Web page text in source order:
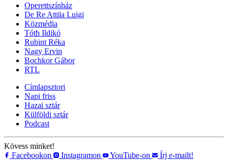
Operettszínház
De Re Attila Luigi
Közmédia
Tóth Ildikó
Rubint Réka
Nagy Ervin
Bochkor Gábor
RTL
Címlapsztori
Napi friss
Hazai sztár
Külföldi sztár
Podcast
Kövess minket!
Facebookon
Instagramon YouTube-on Írj e-mailt!